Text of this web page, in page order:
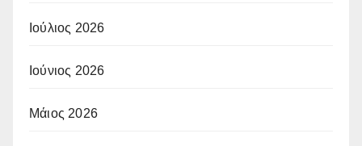
Ιούλιος 2026
Ιούνιος 2026
Μάιος 2026